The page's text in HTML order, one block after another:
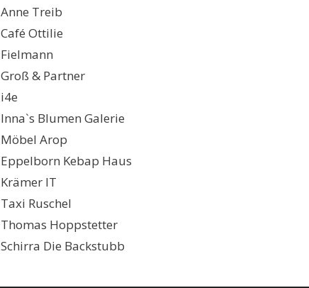
Anne Treib
Café Ottilie
Fielmann
Groß & Partner
i4e
Inna`s Blumen Galerie
Möbel Arop
Eppelborn Kebap Haus
Krämer IT
Taxi Ruschel
Thomas Hoppstetter
Schirra Die Backstubb